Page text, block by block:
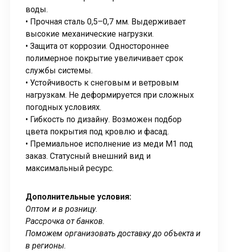
воды.
• Прочная сталь 0,5–0,7 мм. Выдерживает
высокие механические нагрузки.
• Защита от коррозии. Одностороннее
полимерное покрытие увеличивает срок
службы системы.
• Устойчивость к снеговым и ветровым
нагрузкам. Не деформируется при сложных
погодных условиях.
• Гибкость по дизайну. Возможен подбор
цвета покрытия под кровлю и фасад.
• Премиальное исполнение из меди М1 под
заказ. Статусный внешний вид и
максимальный ресурс.
Дополнительные условия:
Оптом и в розницу.
Рассрочка от банков.
Поможем организовать доставку до объекта и
в регионы.